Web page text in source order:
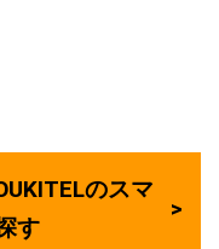
のスマ
す